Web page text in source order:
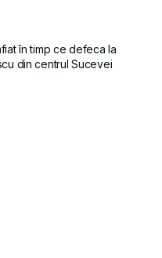
în timp ce defeca la
din centrul Sucevei